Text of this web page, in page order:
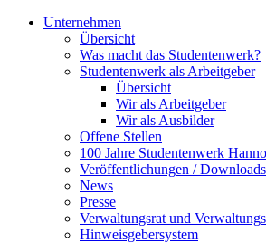
Unternehmen
Übersicht
Was macht das Studentenwerk?
Studentenwerk als Arbeitgeber
Übersicht
Wir als Arbeitgeber
Wir als Ausbilder
Offene Stellen
100 Jahre Studentenwerk
Veröffentlichungen / Downloads
News
Presse
Verwaltungsrat und
Hinweisgebersystem